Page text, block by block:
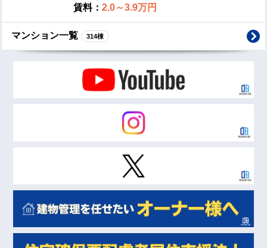
賃料：2.0～3.9万円
マンション一覧 314棟